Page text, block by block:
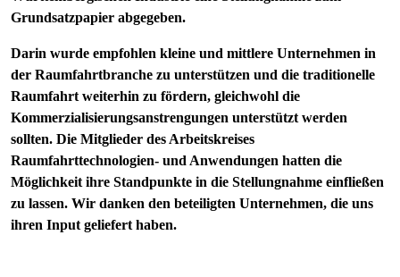
Grundsatzpapier abgegeben.
Darin wurde empfohlen kleine und mittlere Unternehmen in
der Raumfahrtbranche zu unterstützen und die traditionelle
Raumfahrt weiterhin zu fördern, gleichwohl die
Kommerzialisierungsanstrengungen unterstützt werden
sollten. Die Mitglieder des Arbeitskreises
Raumfahrttechnologien- und Anwendungen hatten die
Möglichkeit ihre Standpunkte in die Stellungnahme einfließen
zu lassen. Wir danken den beteiligten Unternehmen, die uns
ihren Input geliefert haben.